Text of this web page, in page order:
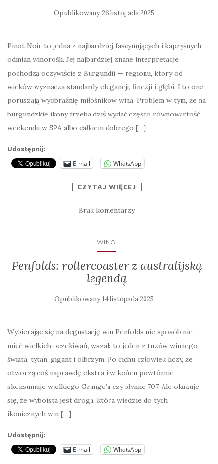
Opublikowany26 listopada 2025
Pinot Noir to jedna z najbardziej fascynujących i kapryśnych
odmian winorośli. Jej najbardziej znane interpretacje
pochodzą oczywiście z Burgundii — regionu, który od
wieków wyznacza standardy elegancji, finezji i głębi. I to one
poruszają wyobraźnię miłośników wina. Problem w tym, że na
burgundzkie ikony trzeba dziś wydać często równowartość
weekendu w SPA albo całkiem dobrego […]
Udostępnij:
E-mail WhatsApp
CZYTAJ WIĘCEJ
Brak komentarzy
WINO
Penfolds: rollercoaster z australijską
legendą
Opublikowany14 listopada 2025
Wybierając się na degustację win Penfolds nie sposób nie
mieć wielkich oczekiwań, wszak to jeden z tuzów winnego
świata, tytan, gigant i olbrzym. Po cichu człowiek liczy, że
otworzą coś naprawdę ekstra i w końcu powtórnie
skonsumuje wielkiego Grange’a czy słynne 707. Ale okazuje
się, że wyboista jest droga, która wiedzie do tych
ikonicznych win […]
Udostępnij:
E-mail WhatsApp